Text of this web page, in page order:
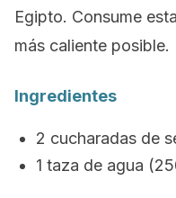
Egipto. Consume
más caliente posible.
Ingredientes
2 cucharadas de
1 taza de agua